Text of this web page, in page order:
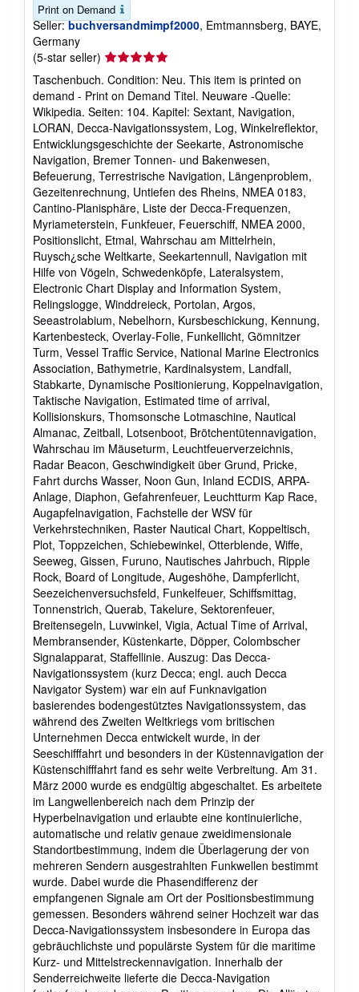
Print on Demand
Seller: buchversandmimpf2000, Emtmannsberg, BAYE,
Germany
(5-star seller) Seller
rating
5
out
of
5
stars
Taschenbuch. Condition: Neu. This item is printed on
demand - Print on Demand Titel. Neuware -Quelle:
Wikipedia. Seiten: 104. Kapitel: Sextant, Navigation,
LORAN, Decca-Navigationssystem, Log, Winkelreflektor,
Entwicklungsgeschichte der Seekarte, Astronomische
Navigation, Bremer Tonnen- und Bakenwesen,
Befeuerung, Terrestrische Navigation, Längenproblem,
Gezeitenrechnung, Untiefen des Rheins, NMEA 0183,
Cantino-Planisphäre, Liste der Decca-Frequenzen,
Myriameterstein, Funkfeuer, Feuerschiff, NMEA 2000,
Positionslicht, Etmal, Wahrschau am Mittelrhein,
Ruysch¿sche Weltkarte, Seekartennull, Navigation mit
Hilfe von Vögeln, Schwedenköpfe, Lateralsystem,
Electronic Chart Display and Information System,
Relingslogge, Winddreieck, Portolan, Argos,
Seeastrolabium, Nebelhorn, Kursbeschickung, Kennung,
Kartenbesteck, Overlay-Folie, Funkellicht, Gömnitzer
Turm, Vessel Traffic Service, National Marine Electronics
Association, Bathymetrie, Kardinalsystem, Landfall,
Stabkarte, Dynamische Positionierung, Koppelnavigation,
Taktische Navigation, Estimated time of arrival,
Kollisionskurs, Thomsonsche Lotmaschine, Nautical
Almanac, Zeitball, Lotsenboot, Brötchentütennavigation,
Wahrschau im Mäuseturm, Leuchtfeuerverzeichnis,
Radar Beacon, Geschwindigkeit über Grund, Pricke,
Fahrt durchs Wasser, Noon Gun, Inland ECDIS, ARPA-
Anlage, Diaphon, Gefahrenfeuer, Leuchtturm Kap Race,
Augapfelnavigation, Fachstelle der WSV für
Verkehrstechniken, Raster Nautical Chart, Koppeltisch,
Plot, Toppzeichen, Schiebewinkel, Otterblende, Wiffe,
Seeweg, Gissen, Furuno, Nautisches Jahrbuch, Ripple
Rock, Board of Longitude, Augeshöhe, Dampferlicht,
Seezeichenversuchsfeld, Funkelfeuer, Schiffsmittag,
Tonnenstrich, Querab, Takelure, Sektorenfeuer,
Breitensegeln, Luvwinkel, Vigia, Actual Time of Arrival,
Membransender, Küstenkarte, Döpper, Colombscher
Signalapparat, Staffellinie. Auszug: Das Decca-
Navigationssystem (kurz Decca; engl. auch Decca
Navigator System) war ein auf Funknavigation
basierendes bodengestütztes Navigationssystem, das
während des Zweiten Weltkriegs vom britischen
Unternehmen Decca entwickelt wurde, in der
Seeschifffahrt und besonders in der Küstennavigation der
Küstenschifffahrt fand es sehr weite Verbreitung. Am 31.
März 2000 wurde es endgültig abgeschaltet. Es arbeitete
im Langwellenbereich nach dem Prinzip der
Hyperbelnavigation und erlaubte eine kontinuierliche,
automatische und relativ genaue zweidimensionale
Standortbestimmung, indem die Überlagerung der von
mehreren Sendern ausgestrahlten Funkwellen bestimmt
wurde. Dabei wurde die Phasendifferenz der
empfangenen Signale am Ort der Positionsbestimmung
gemessen. Besonders während seiner Hochzeit war das
Decca-Navigationssystem insbesondere in Europa das
gebräuchlichste und populärste System für die maritime
Kurz- und Mittelstreckennavigation. Innerhalb der
Senderreichweite lieferte die Decca-Navigation